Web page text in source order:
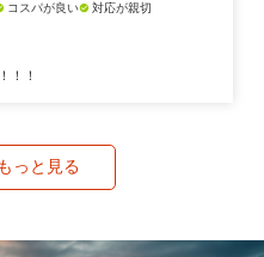
コスパが良いcheck_circle 対応が親切
！！
っと見る